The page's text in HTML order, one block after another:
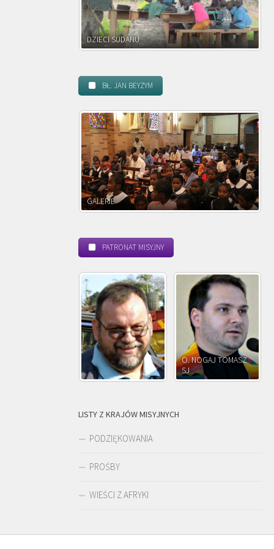
DZIECI SUDANU
BŁ. JAN BEYZYM
GALERIE
PATRONAT MISYJNY
O. NOGAJ TOMASZ
SJ
LISTY Z KRAJÓW MISYJNYCH
PODZIĘKOWANIA
PROŚBY
WIEŚCI Z AFRYKI